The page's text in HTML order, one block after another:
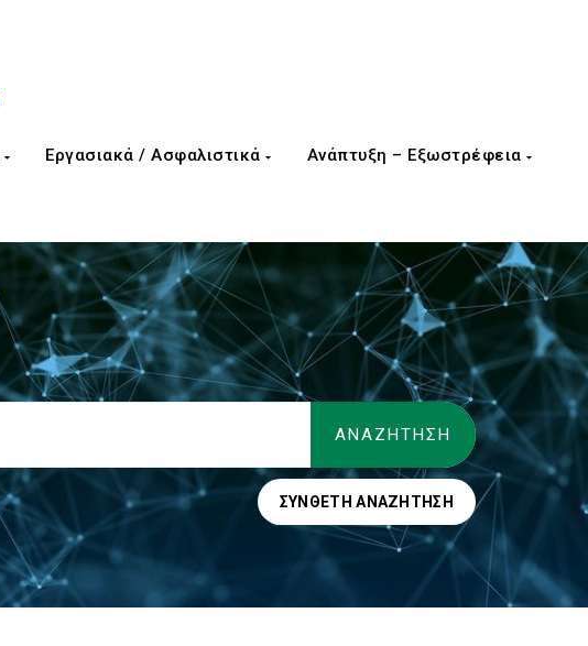
Εργασιακά / Ασφαλιστικά Ανάπτυξη – Εξωστρέφεια
ΣΎΝΘΕΤΗ ΑΝΑΖΉΤΗΣΗ